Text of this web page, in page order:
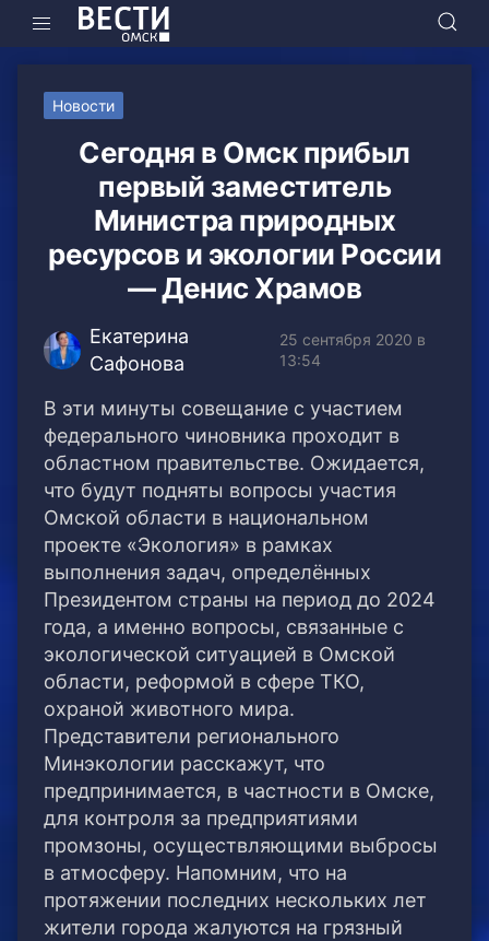
Новости
Сегодня в Омск прибыл
первый заместитель
Министра природных
ресурсов и экологии России
— Денис Храмов
Екатерина
Сафонова
25 сентября 2020 в
13:54
В эти минуты совещание с участием
федерального чиновника проходит в
областном правительстве. Ожидается,
что будут подняты вопросы участия
Омской области в национальном
проекте «Экология» в рамках
выполнения задач, определённых
Президентом страны на период до 2024
года, а именно вопросы, связанные с
экологической ситуацией в Омской
области, реформой в сфере ТКО,
охраной животного мира.
Представители регионального
Минэкологии расскажут, что
предпринимается, в частности в Омске,
для контроля за предприятиями
промзоны, осуществляющими выбросы
в атмосферу. Напомним, что на
протяжении последних нескольких лет
жители города жалуются на грязный